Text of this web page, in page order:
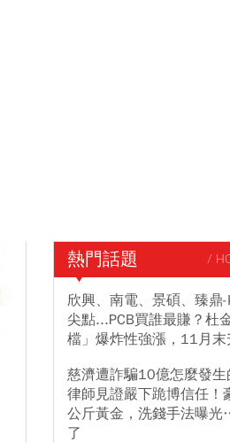
熱門話題 /
欣興、南電、景碩、臻鼎-
尖點...PCB買誰最賺？杜
檔」爆炸性強漲，11月末
慈濟遭詐騙10億怎麼發生
律師見證嚴下跪博信任！
公斤黃金，洗錢手法曝
了